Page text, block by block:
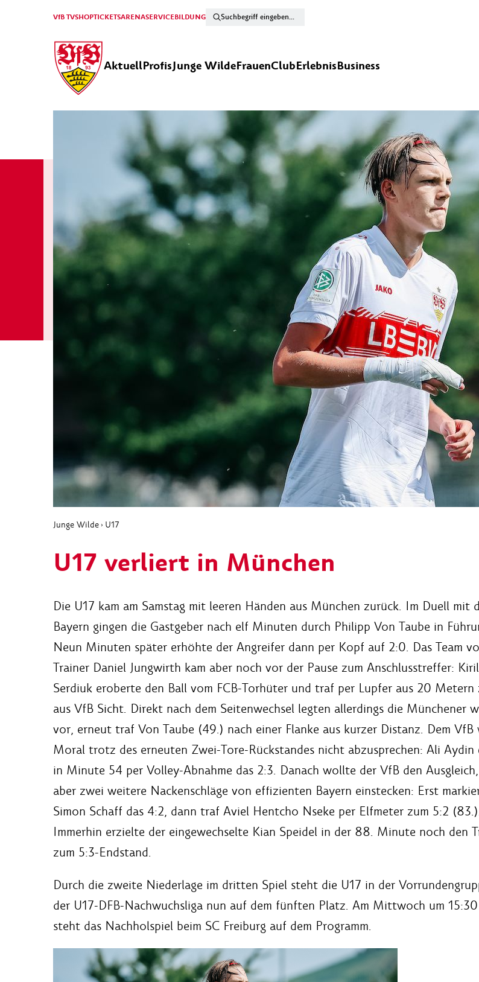
VfB TVSHOPTICKETSARENASERVICEBILDUNG
AktuellProfisJunge WildeFrauenClubErlebnisBusiness
Junge Wilde › U17
U17 verliert in München
Die U17 kam am Samstag mit leeren Händen aus München zurück. Im Duell mit
Bayern gingen die Gastgeber nach elf Minuten durch Philipp Von Taube in
Neun Minuten später erhöhte der Angreifer dann per Kopf auf 2:0. Das Team
Trainer Daniel Jungwirth kam aber noch vor der Pause zum Anschlusstreffer:
Serdiuk eroberte den Ball vom FCB-Torhüter und traf per Lupfer aus 20 Metern
aus VfB Sicht. Direkt nach dem Seitenwechsel legten allerdings die Münchener
vor, erneut traf Von Taube (49.) nach einer Flanke aus kurzer Distanz. Dem VfB
Moral trotz des erneuten Zwei-Tore-Rückstandes nicht abzusprechen: Ali Aydin
in Minute 54 per Volley-Abnahme das 2:3. Danach wollte der VfB den
aber zwei weitere Nackenschläge von effizienten Bayern einstecken: Erst
Simon Schaff das 4:2, dann traf Aviel Hentcho Nseke per Elfmeter zum 5:2
Immerhin erzielte der eingewechselte Kian Speidel in der 88. Minute noch den
zum 5:3-Endstand.
Durch die zweite Niederlage im dritten Spiel steht die U17 in der
der U17-DFB-Nachwuchsliga nun auf dem fünften Platz. Am Mittwoch um
steht das Nachholspiel beim SC Freiburg auf dem Programm.